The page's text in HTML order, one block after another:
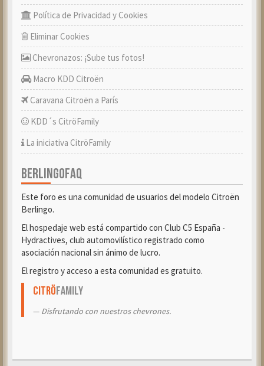
Política de Privacidad y Cookies
Eliminar Cookies
Chevronazos: ¡Sube tus fotos!
Macro KDD Citroën
Caravana Citroën a París
KDD´s CitröFamily
La iniciativa CitröFamily
BERLINGOFAQ
Este foro es una comunidad de usuarios del modelo Citroën
Berlingo.
El hospedaje web está compartido con Club C5 España -
Hydractives, club automovilístico registrado como
asociación nacional sin ánimo de lucro.
El registro y acceso a esta comunidad es gratuito.
CitröFamily
Disfrutando con nuestros chevrones.